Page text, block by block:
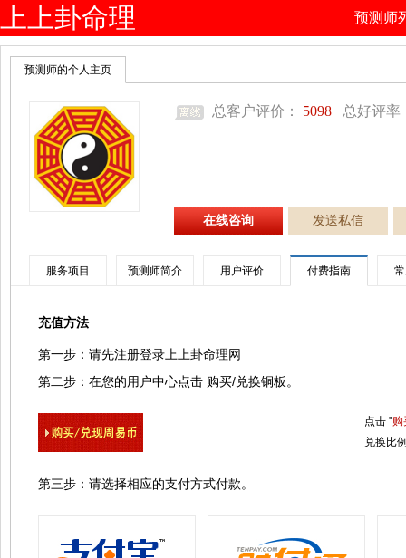
上上卦命理
网
预测师
预测师的个人主页
总客户评价： 5098 总好评率
在线咨询 发送私信
服务项目 预测师简介 用户评价 付费指南
充值方法
第一步：请先注册登录上上卦命理网
第二步：在您的用户中心点击 购买/兑换铜板。
点击 "购
兑换比
第三步：请选择相应的支付方式付款。